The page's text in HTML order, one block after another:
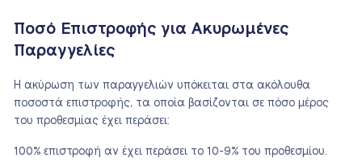
Ποσό Επιστροφής για Ακυρωμένες
Παραγγελίες
Η ακύρωση των παραγγελιών υπόκειται στα ακόλουθα
ποσοστά επιστροφής, τα οποία βασίζονται σε πόσο μέρος
του προθεσμίας έχει περάσει:
100% επιστροφή αν έχει περάσει το 10-9% του προθεσμίου.